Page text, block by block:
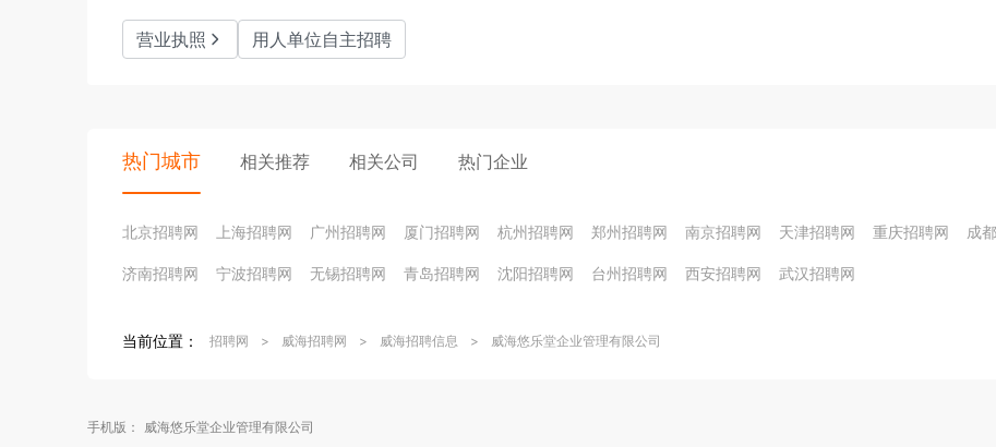
营业执照 用人单位自主招聘
热门城市 相关推荐 相关公司 热门企业
北京招聘网 上海招聘网 广州招聘网 厦门招聘网 杭州招聘网 郑州招聘网 南京招聘网 天津招聘网 重庆招聘网 成
济南招聘网 宁波招聘网 无锡招聘网 青岛招聘网 沈阳招聘网 台州招聘网 西安招聘网 武汉招聘网
当前位置： 招聘网 > 威海招聘网 > 威海招聘信息 > 威海悠乐堂企业管理有限公司
手机版： 威海悠乐堂企业管理有限公司